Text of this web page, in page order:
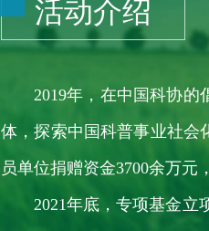
活动介绍
2019年，在中国科协
体，探索中国科普事业社会
员单位捐赠资金3700余万元
2021年底，专项基金立